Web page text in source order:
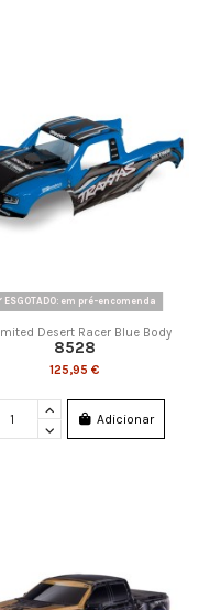
ESGOTADO: em pré-encomenda
Desert Racer Blue Body
8528
125,95 €
Adicionar